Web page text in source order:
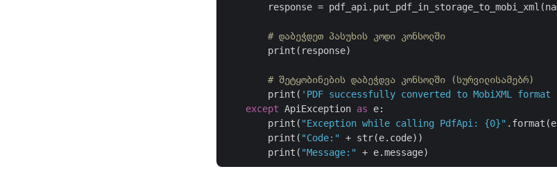
response =
# დაბეჭდეთ პასუხის კოდი კონსოლში
        print(response)
# შეტყობინების დაბეჭდვა კონსოლში (სურვილისამებრ)
        print(
'PDF successfully converted to MobiXML
except ApiException as e:
        print(
"Exception while calling PdfApi: {0}"
        print(
"Code:"
+ str(e.code))
        print(
"Message:"